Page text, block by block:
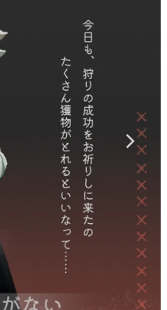
ボス」… ゲームにまつわる言葉
ンピューター文化史研究家・タ